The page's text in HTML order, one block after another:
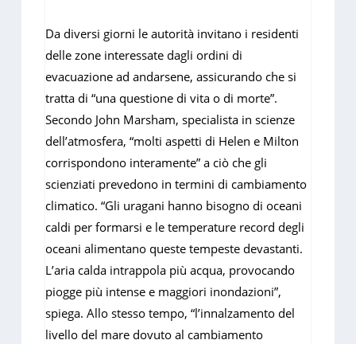
Da diversi giorni le autorità invitano i residenti
delle zone interessate dagli ordini di
evacuazione ad andarsene, assicurando che si
tratta di “una questione di vita o di morte”.
Secondo John Marsham, specialista in scienze
dell’atmosfera, “molti aspetti di Helen e Milton
corrispondono interamente” a ciò che gli
scienziati prevedono in termini di cambiamento
climatico. “Gli uragani hanno bisogno di oceani
caldi per formarsi e le temperature record degli
oceani alimentano queste tempeste devastanti.
L’aria calda intrappola più acqua, provocando
piogge più intense e maggiori inondazioni”,
spiega. Allo stesso tempo, “l’innalzamento del
livello del mare dovuto al cambiamento